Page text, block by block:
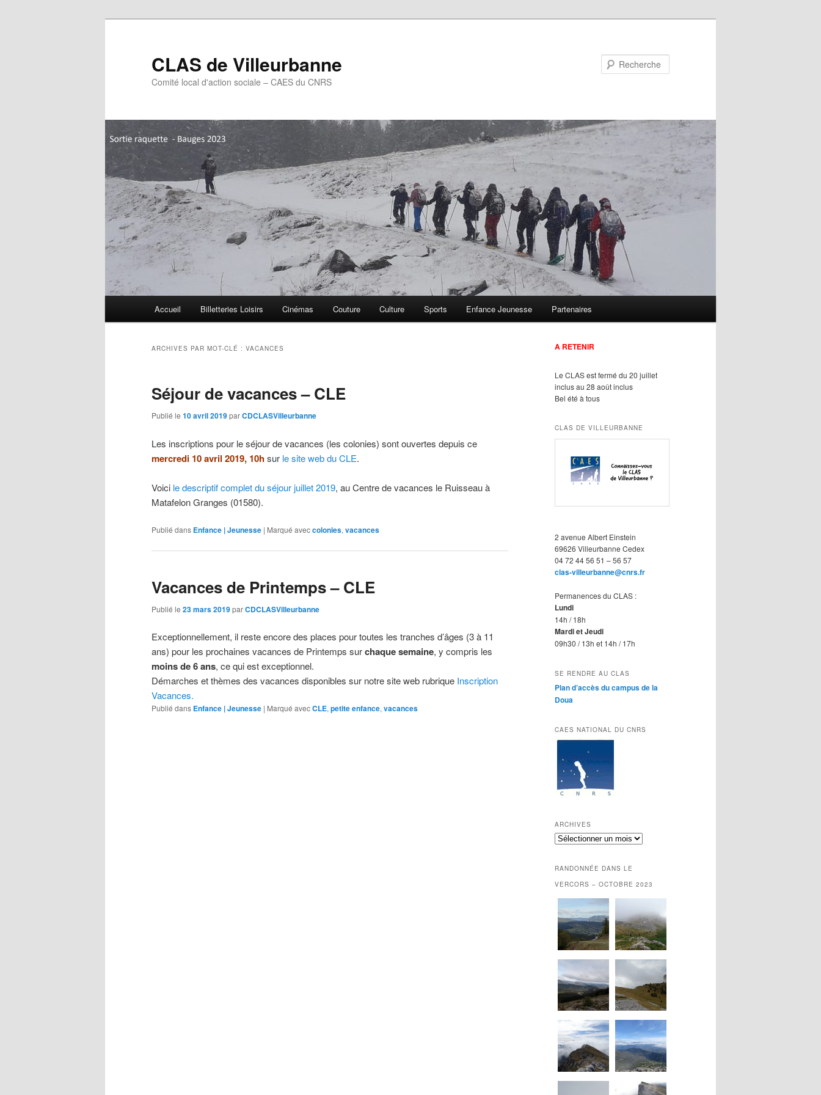
CLAS de Villeurbanne
Comité local d'action sociale – CAES du CNRS
Accueil Billetteries Loisirs Cinémas Couture Culture Sports Enfance Jeunesse Partenaires
ARCHIVES PAR MOT-CLÉ : VACANCES
Séjour de vacances – CLE
Publié le 10 avril 2019parCDCLASVilleurbanne
Les inscriptions pour le séjour de vacances (les colonies) sont ouvertes depuis ce
mercredi 10 avril 2019, 10hsur le site web du CLE.
Voici le descriptif complet du séjour juillet 2019, au Centre de vacances le Ruisseau à
Matafelon Granges (01580).
Publié dans Enfance | Jeunesse | Marqué aveccolonies, vacances
Vacances de Printemps – CLE
Publié le 23 mars 2019parCDCLASVilleurbanne
Exceptionnellement, il reste encore des places pour toutes les tranches d’âges (3 à 11
ans) pour les prochaines vacances de Printemps surchaque semaine, y compris les
moins de 6 ans, ce qui est exceptionnel.
Démarches et thèmes des vacances disponibles sur notre site web rubrique Inscription
Vacances.
Publié dans Enfance | Jeunesse | Marqué avecCLE, petite enfance, vacances
A RETENIR
Le CLAS est fermé du 20 juillet
inclus au 28 août inclus
Bel été à tous
CLAS DE VILLEURBANNE
2 avenue Albert Einstein
69626 Villeurbanne Cedex
04 72 44 56 51 – 56 57
clas-villeurbanne@cnrs.fr
Permanences du CLAS :
Lundi
14h / 18h
Mardi et Jeudi
09h30 / 13h et 14h / 17h
SE RENDRE AU CLAS
Plan d’accès du campus de la
Doua
CAES NATIONAL DU CNRS
ARCHIVES
Archives
RANDONNÉE DANS LE
VERCORS – OCTOBRE 2023